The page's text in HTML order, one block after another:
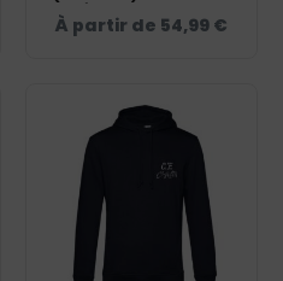
ÉQUESTRE DE
CHALAIN - NAVY -
À partir de 54,99 €